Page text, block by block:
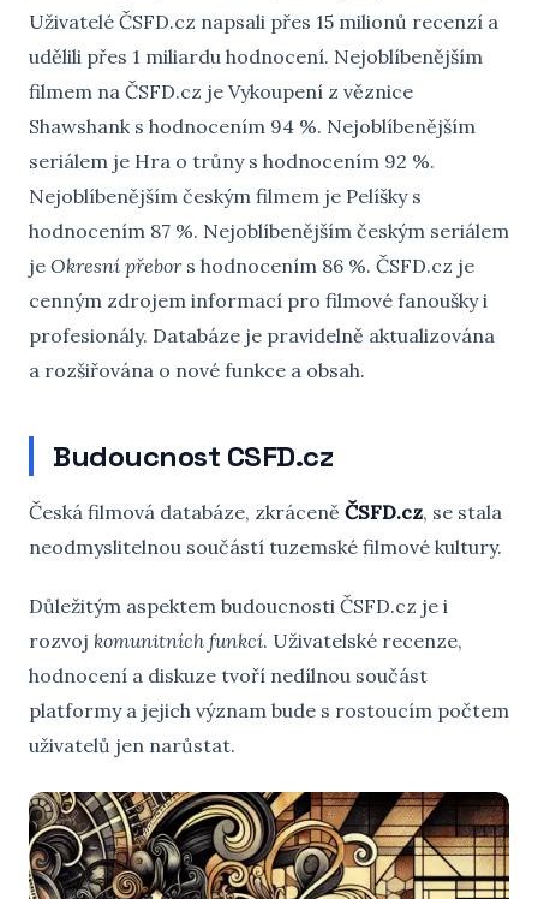
Uživatelé ČSFD.cz napsali přes 15 milionů recenzí a
udělili přes 1 miliardu hodnocení. Nejoblíbenějším
filmem na ČSFD.cz je Vykoupení z věznice
Shawshank s hodnocením 94 %. Nejoblíbenějším
seriálem je Hra o trůny s hodnocením 92 %.
Nejoblíbenějším českým filmem je Pelíšky s
hodnocením 87 %. Nejoblíbenějším českým seriálem
je Okresní přebors hodnocením 86 %. ČSFD.cz je
cenným zdrojem informací pro filmové fanoušky i
profesionály. Databáze je pravidelně aktualizována
a rozšiřována o nové funkce a obsah.
Budoucnost CSFD.cz
Česká filmová databáze, zkráceně ČSFD.cz, se stala
neodmyslitelnou součástí tuzemské filmové kultury.
Důležitým aspektem budoucnosti ČSFD.cz je i
rozvoj komunitních funkcí. Uživatelské recenze,
hodnocení a diskuze tvoří nedílnou součást
platformy a jejich význam bude s rostoucím počtem
uživatelů jen narůstat.